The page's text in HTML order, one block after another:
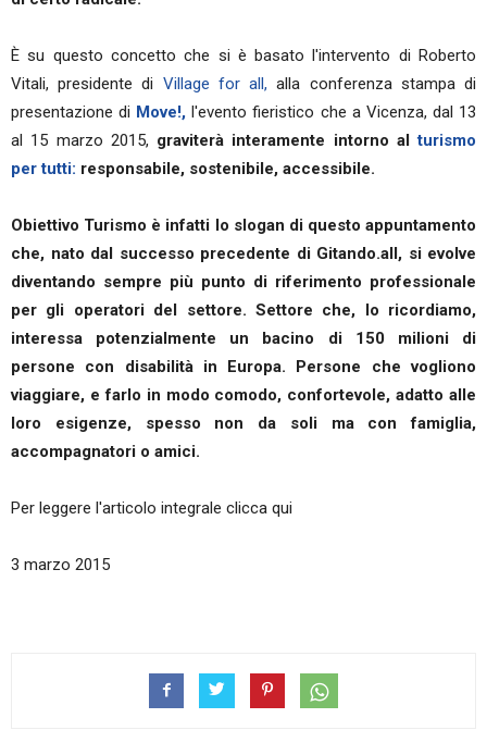
È su questo concetto che si è basato l'intervento di Roberto
Vitali, presidente di Village for all, alla conferenza stampa di
presentazione di Move!, l'evento fieristico che a Vicenza, dal 13
al 15 marzo 2015, graviterà interamente intorno alturismo
per tutti: responsabile, sostenibile, accessibile.
Obiettivo Turismo è infatti lo slogan di questo appuntamento
che, nato dal successo precedente di Gitando.all, si evolve
diventando sempre più punto di riferimento professionale
per gli operatori del settore. Settore che, lo ricordiamo,
interessa potenzialmente un bacino di 150 milioni di
persone con disabilità in Europa. Persone che vogliono
viaggiare, e farlo in modo comodo, confortevole, adatto alle
loro esigenze, spesso non da soli ma con famiglia,
accompagnatori o amici.
Per leggere l'articolo integrale clicca qui
3 marzo 2015